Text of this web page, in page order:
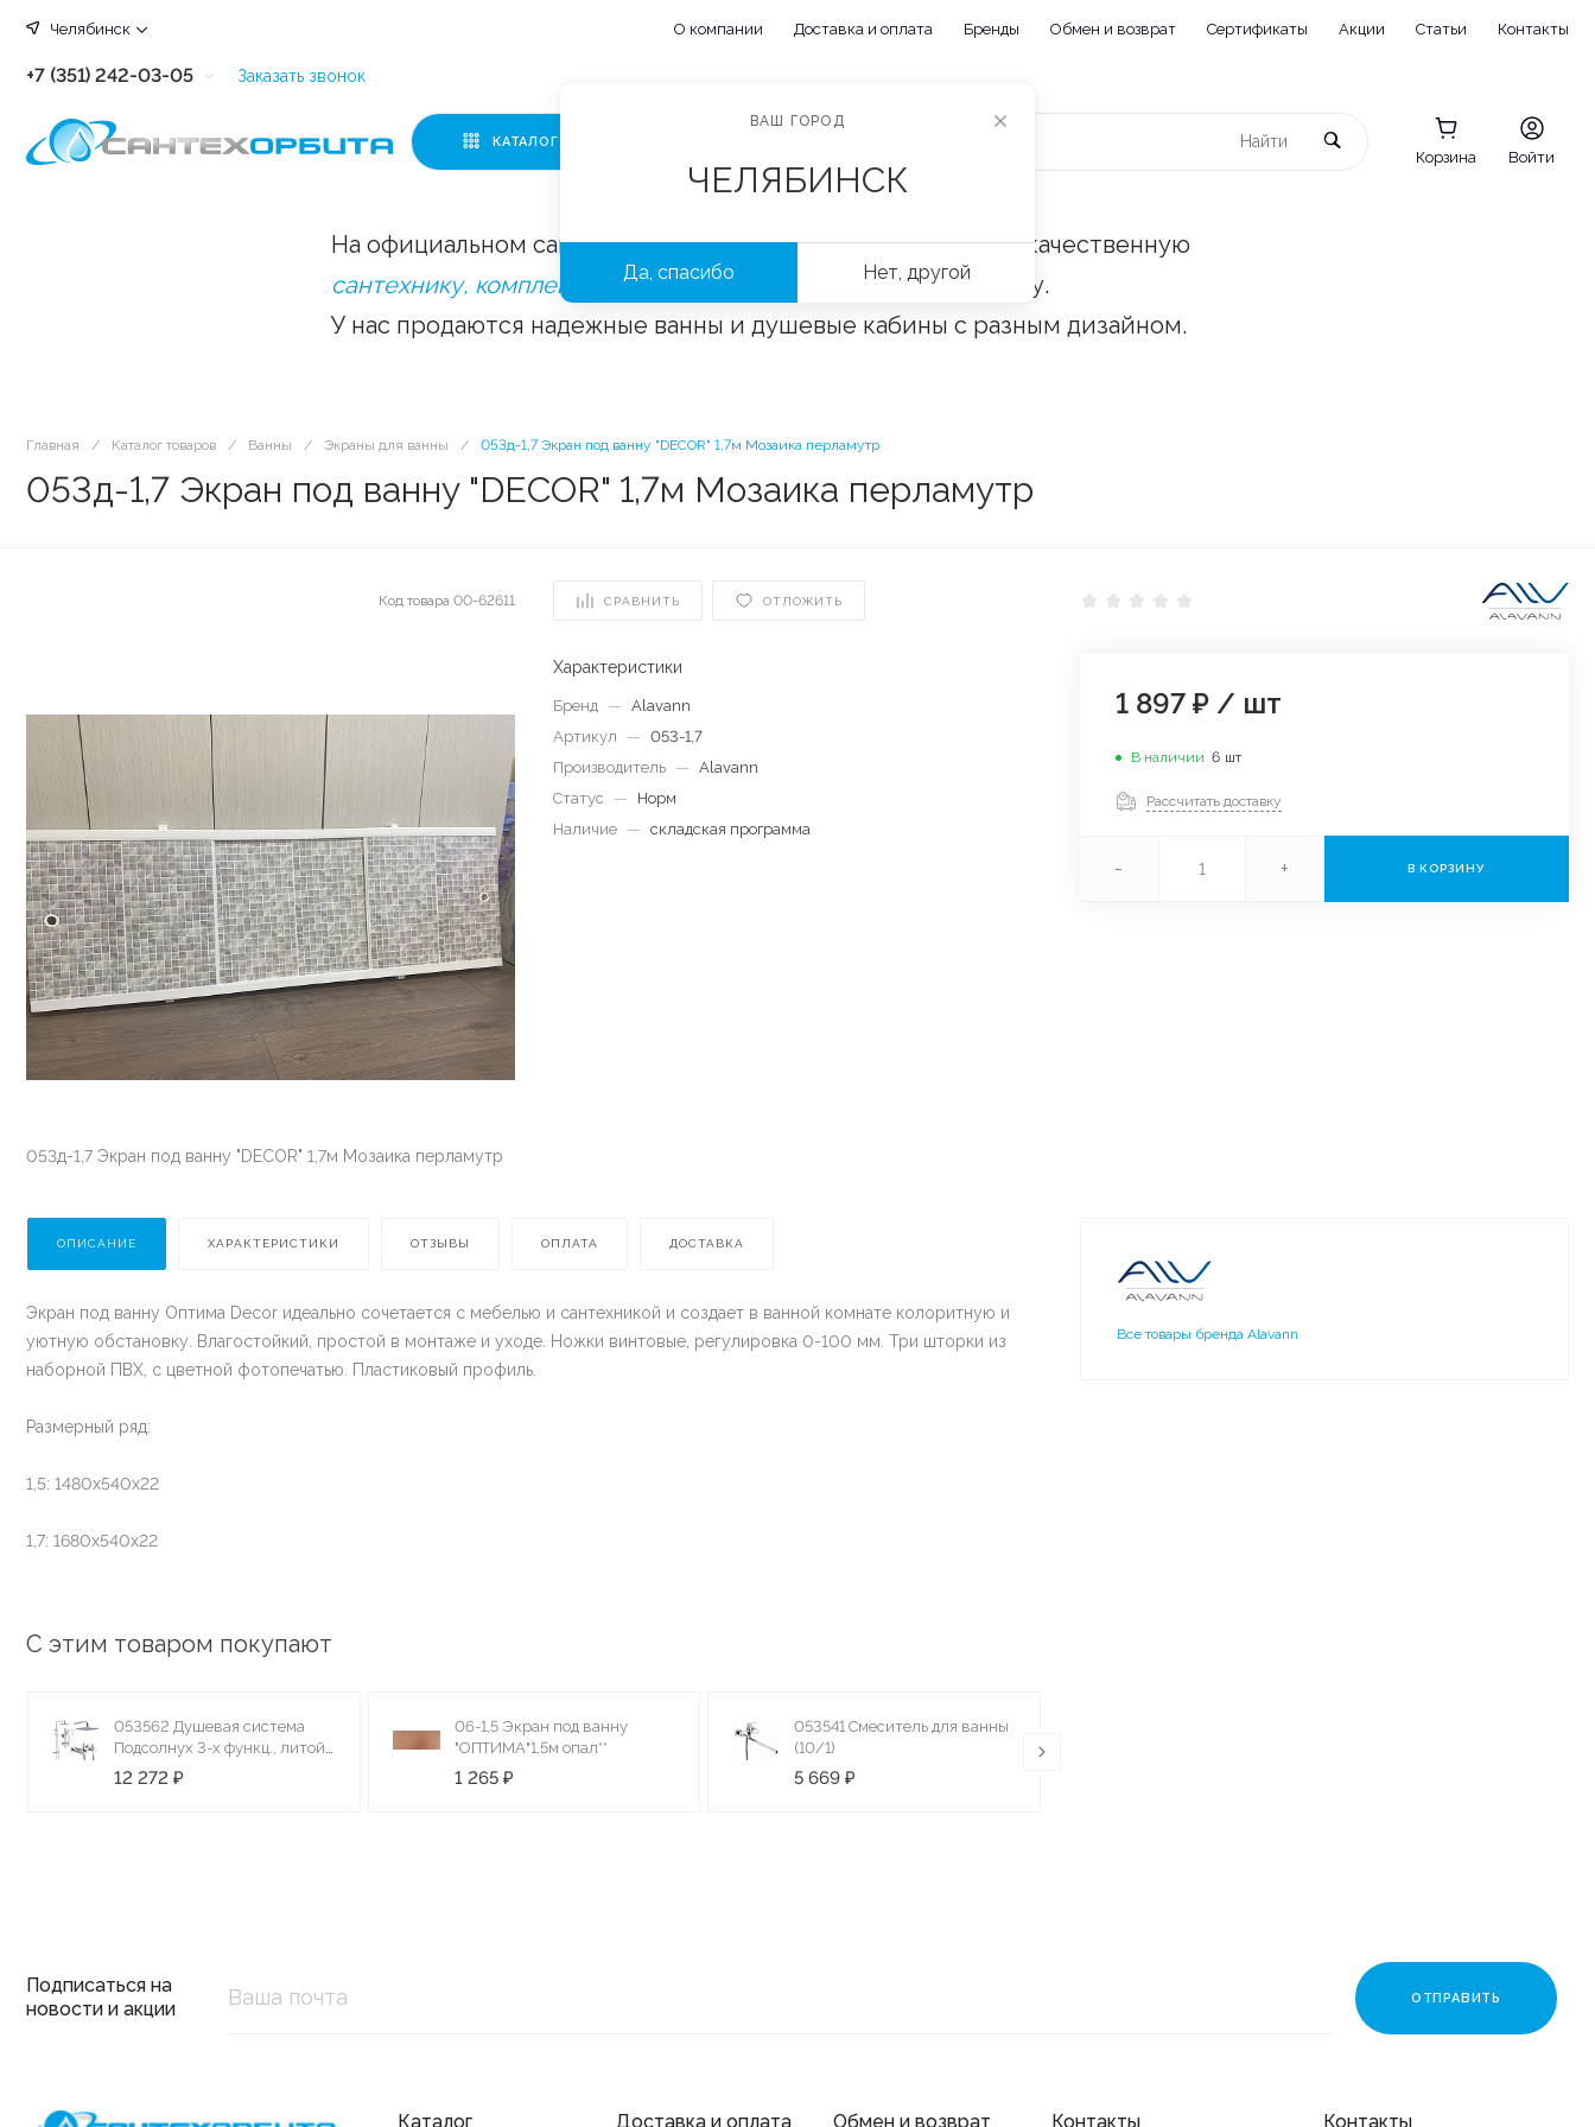
Челябинск О компании Доставка и оплата Бренды Обмен и возврат Сертификаты Акции Статьи Контакты
+7 (351) 242-03-05
+7 (351) 242-03-63
Заказать звонок
КАТАЛОГ
Корзина Войти
На официальном сайте «Сантехорбита» вы можете купить качественную
сантехнику, комплектующие и аксессуары
оптом и в розницу.
У нас продаются надежные ванны и душевые кабины с разным дизайном.
Главная / Каталог товаров / Ванны / Экраны для ванны / 053д-1,7 Экран под ванну "DECOR" 1,7м Мозаика перламутр
053д-1,7 Экран под ванну "DECOR" 1,7м Мозаика перламутр
Код товара 00-62611 СРАВНИТЬ ОТЛОЖИТЬ
053д-1,7 Экран под ванну "DECOR" 1,7м Мозаика перламутр
Характеристики
Бренд — Alavann
Артикул
— 053-1,7
Производитель
— Alavann
Статус
—
Норм
Наличие
— складская программа
1 897 ₽ / шт
В наличии 6 шт
Рассчитать доставку
- + В КОРЗИНУ
ОПИСАНИЕ ХАРАКТЕРИСТИКИ ОТЗЫВЫ ОПЛАТА ДОСТАВКА
Экран под ванну Оптима Decor идеально сочетается с мебелью и сантехникой и создает в ванной комнате колоритную и
уютную обстановку. Влагостойкий, простой в монтаже и уходе. Ножки винтовые, регулировка 0-100 мм. Три шторки из
наборной ПВХ, с цветной фотопечатью. Пластиковый профиль.
Размерный ряд:
1,5: 1480х540х22
1,7: 1680х540х22
С этим товаром покупают
053562 Душевая система
Подсолнух 3-х функц., литой
излив (1/5)
12 272 ₽
06-1,5 Экран под ванну
"ОПТИМА"1,5м опал**
1 265 ₽
053541 Смеситель для ванны
(10/1)
5 669 ₽
Все товары бренда Alavann
Подписаться на
новости и акции
Каталог Доставка и оплата Обмен и возврат Контакты Контакты
ВАШ ГОРОД
ЧЕЛЯБИНСК
Да, спасибо Нет, другой